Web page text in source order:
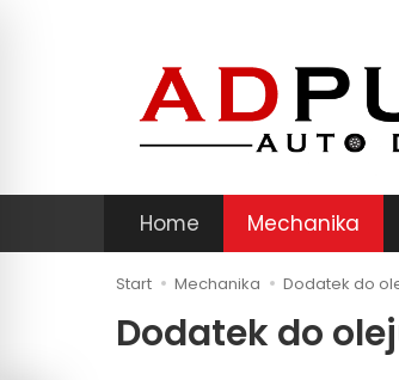
Home Mechanika
Start Mechanika Dodatek do
Dodatek do